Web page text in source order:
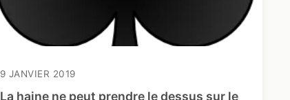
9 JANVIER 2019
La haine ne peut prendre le dessus sur le